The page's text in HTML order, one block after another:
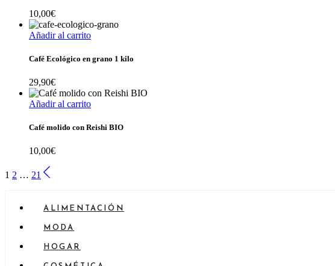
10,00€
Añadir al carrito
Café Ecológico en grano 1 kilo
29,90€
Añadir al carrito
Café molido con Reishi BIO
10,00€
1 2 … 21
ALIMENTACIÓN
MODA
HOGAR